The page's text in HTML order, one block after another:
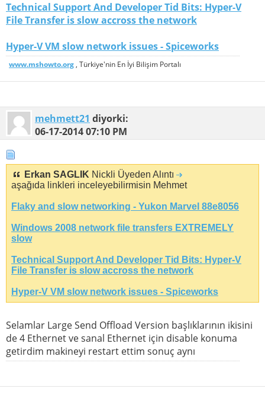
Technical Support And Developer Tid Bits: Hyper-V
File Transfer is slow accross the network
Hyper-V VM slow network issues - Spiceworks
www.mshowto.org , Türkiye'nin En İyi Bilişim Portalı
mehmett21 diyorki:
06-17-201407:10 PM
Erkan SAGLIK Nickli Üyeden Alıntı
aşağıda linkleri inceleyebilirmisin Mehmet
Flaky and slow networking - Yukon Marvel 88e8056
Windows 2008 network file transfers EXTREMELY
slow
Technical Support And Developer Tid Bits: Hyper-V
File Transfer is slow accross the network
Hyper-V VM slow network issues - Spiceworks
Selamlar Large Send Offload Version başlıklarının ikisini
de 4 Ethernet ve sanal Ethernet için disable konuma
getirdim makineyi restart ettim sonuç aynı